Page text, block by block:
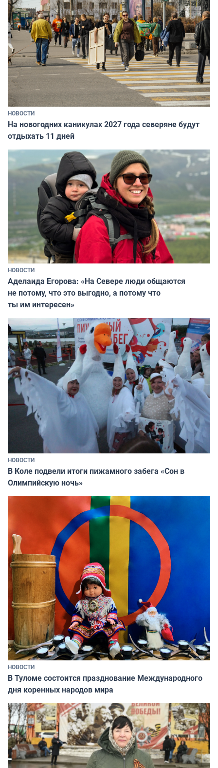
НОВОСТИ
На новогодних каникулах 2027 года северяне будут
отдыхать 11 дней
НОВОСТИ
Аделаида Егорова: «На Севере люди общаются
не потому, что это выгодно, а потому что
ты им интересен»
НОВОСТИ
В Коле подвели итоги пижамного забега «Сон в
Олимпийскую ночь»
НОВОСТИ
В Туломе состоится празднование Международного
дня коренных народов мира